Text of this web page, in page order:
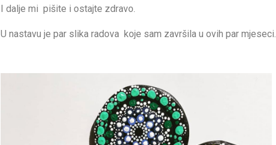
I dalje mi pišite i ostajte zdravo.
U nastavu je par slika radova koje sam završila u ovih par mjeseci.